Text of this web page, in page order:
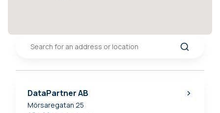
DataPartner AB
Mörsaregatan 25